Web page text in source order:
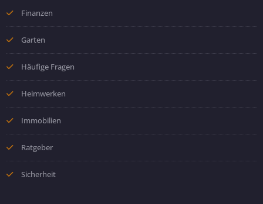
Finanzen
Garten
Häufige Fragen
Heimwerken
Immobilien
Ratgeber
Sicherheit